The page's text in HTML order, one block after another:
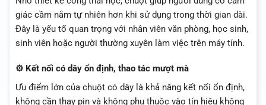
giác cầm nắm tự nhiên hơn khi sử dụng trong thời gian dài.
Đây là yếu tố quan trọng với nhân viên văn phòng, học sinh,
sinh viên hoặc người thường xuyên làm việc trên máy tính.
⚙️ Kết nối có dây ổn định, thao tác mượt mà
Ưu điểm lớn của chuột có dây là khả năng kết nối ổn định,
không cần thay pin và không phụ thuộc vào tín hiệu không